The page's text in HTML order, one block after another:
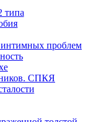
типа
проблем
СПКЯ